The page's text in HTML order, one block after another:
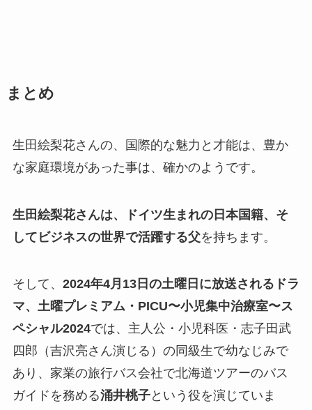
まとめ
生田絵梨花さんの、国際的な魅力と才能は、豊か
な家庭環境があった事は、確かのようです。
生田絵梨花さんは、ドイツ生まれの日本国籍、そ
してビジネスの世界で活躍する父を持ちます。
そして、 2024年4月13日の土曜日に放送されるドラ
マ、土曜プレミアム・PICU〜小児集中治療室〜ス
ペシャル2024では、主人公・小児科医・志子田武
四郎（吉沢亮さん演じる）の同級生で幼なじみで
あり、家業の旅行バス会社で北海道ツアーのバス
ガイドを務める涌井桃子という役を演じていま